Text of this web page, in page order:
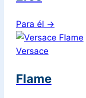
Para él →
Versace
Flame